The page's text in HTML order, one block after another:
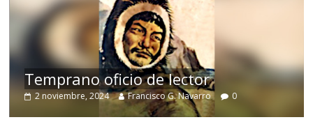
Temprano oficio de lector
2 noviembre, 2024 Francisco G. Navarro 0